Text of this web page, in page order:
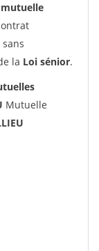
la Loi sénior.
Mutuelle